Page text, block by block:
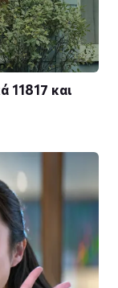
11817 και